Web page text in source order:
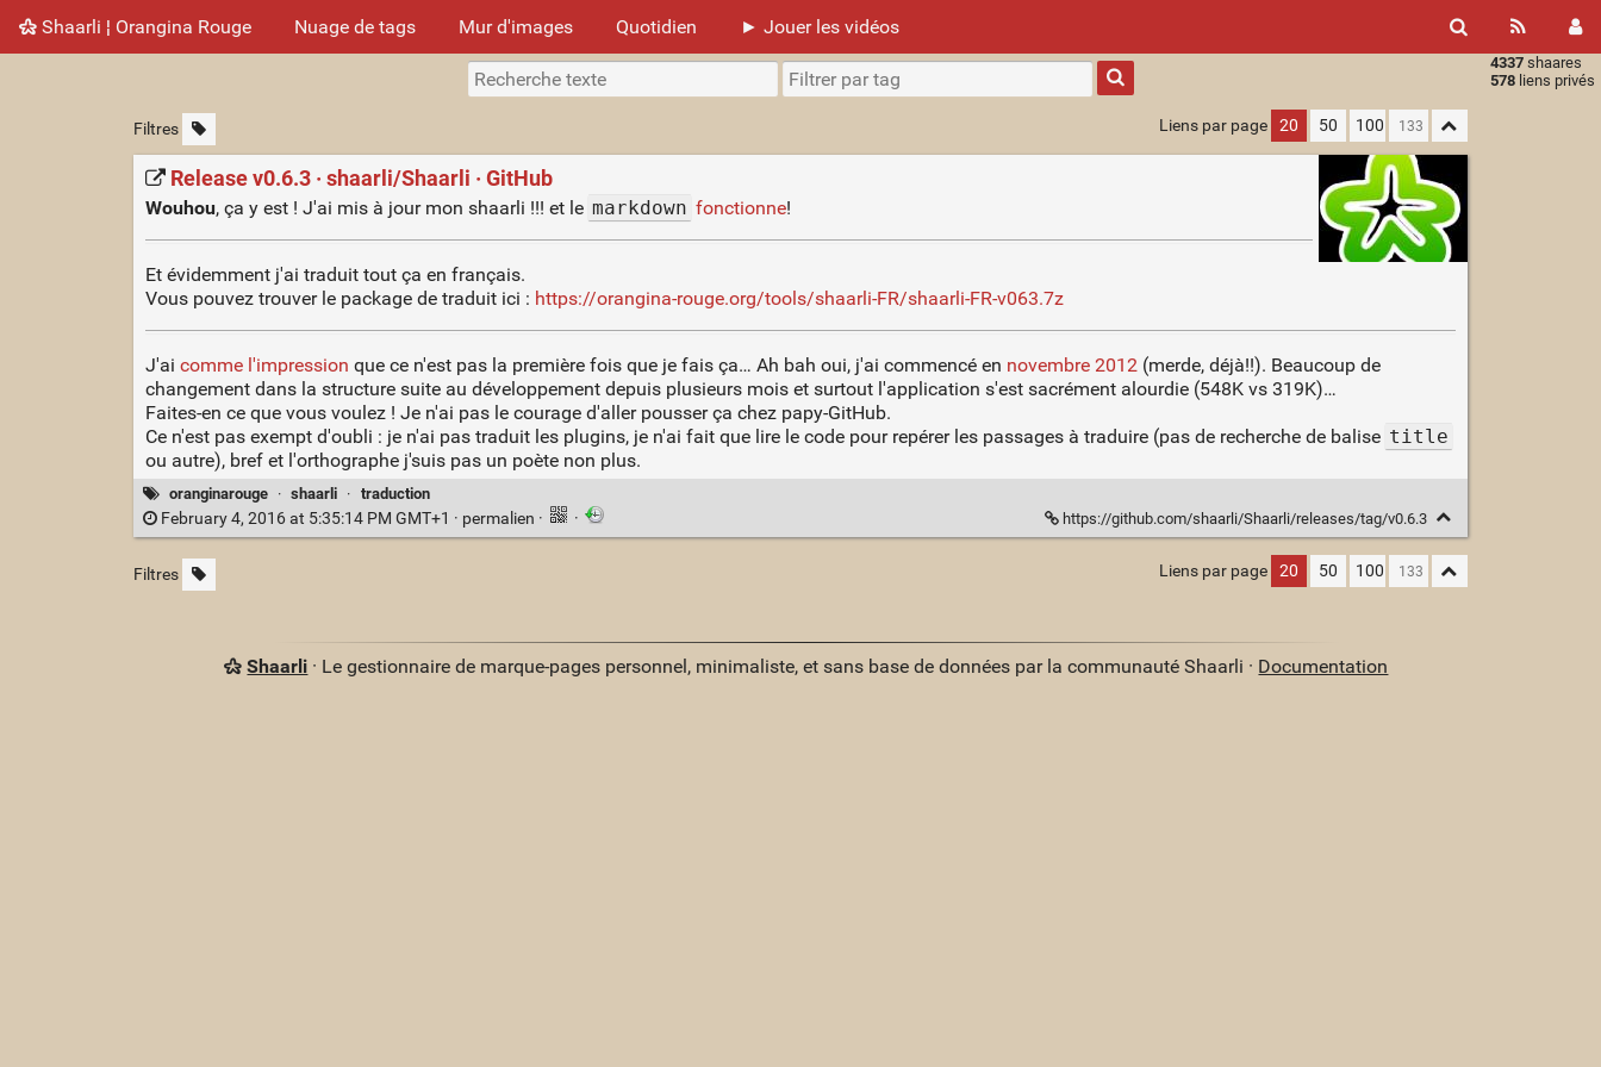
Shaarli ¦ Orangina Rouge Nuage de tags Mur d'images Quotidien ► Jouer les vidéos
4337 shaares
578 liens privés
Type 1 or
more
characters
results.
Filtres Liens par page 20 50 100
Release v0.6.3 · shaarli/Shaarli · GitHub
Wouhou, ça y est ! J'ai mis à jour mon shaarli !!! et le markdown fonctionne!
Et évidemment j'ai traduit tout ça en français.
Vous pouvez trouver le package de traduit ici : https://orangina-rouge.org/tools/shaarli-FR/shaarli-FR-v063.7z
J'ai comme l'impression que ce n'est pas la première fois que je fais ça… Ah bah oui, j'ai commencé en novembre 2012 (merde, déjà!!). Beaucoup de
changement dans la structure suite au développement depuis plusieurs mois et surtout l'application s'est sacrément alourdie (548K vs 319K)…
Faites-en ce que vous voulez ! Je n'ai pas le courage d'aller pousser ça chez papy-GitHub.
Ce n'est pas exempt d'oubli : je n'ai pas traduit les plugins, je n'ai fait que lire le code pour repérer les passages à traduire (pas de recherche de balise title
ou autre), bref et l'orthographe j'suis pas un poète non plus.
oranginarouge · shaarli · traduction
February 4, 2016 at 5:35:14 PM GMT+1 · permalien · · https://github.com/shaarli/Shaarli/releases/tag/v0.6.3
Filtres Liens par page 20 50 100
Shaarli · Le gestionnaire de marque-pages personnel, minimaliste, et sans base de données par la communauté Shaarli · Documentation